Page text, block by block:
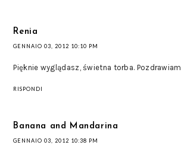
Renia
GENNAIO 03, 2012 10:10 PM
Pięknie wyglądasz, świetna torba. Pozdrawiam
RISPONDI
Banana and Mandarina
GENNAIO 03, 2012 10:38 PM